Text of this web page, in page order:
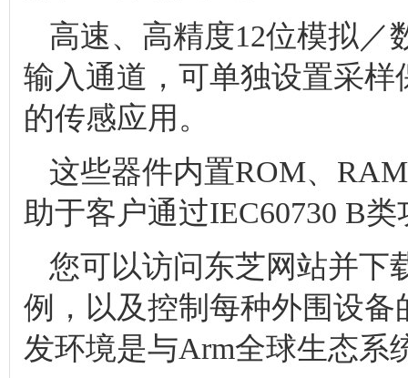
高速、高精度12位模拟／
输入通道，可单独设置采
的传感应用。
这些器件内置ROM、
助于客户通过IEC60730 B
您可以访问东芝网站并下
例，以及控制每种外围设
发环境是与Arm全球生态系